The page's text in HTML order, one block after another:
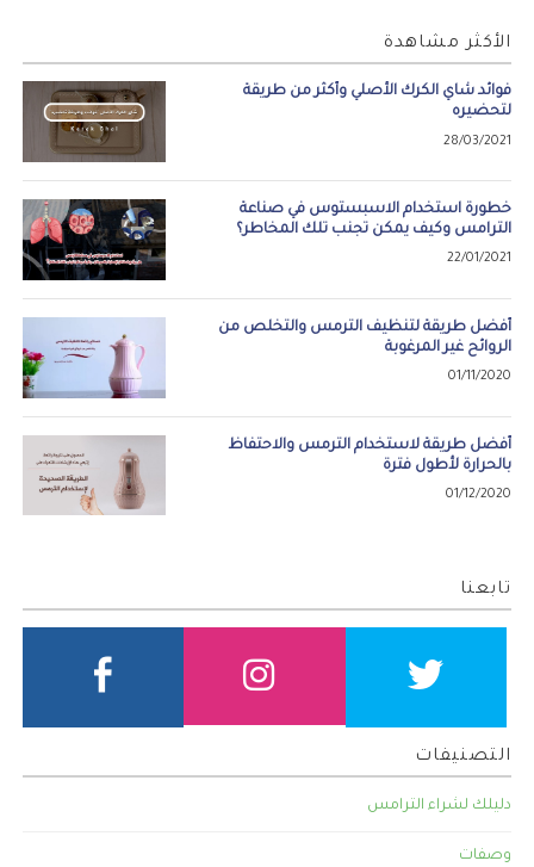
الأكثر مشاهدة
فوائد شاي الكرك الأصلي وأكثر من طريقة
لتحضيره
28/03/2021
خطورة استخدام الاسبستوس في صناعة
الترامس وكيف يمكن تجنب تلك المخاطر؟
22/01/2021
أفضل طريقة لتنظيف الترمس والتخلص من
الروائح غير المرغوبة
01/11/2020
أفضل طريقة لاستخدام الترمس والاحتفاظ
بالحرارة لأطول فترة
01/12/2020
تابعنا
التصنيفات
دليلك لشراء الترامس
وصفات